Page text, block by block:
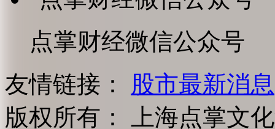
点掌财经微信公众号
友情链接：
股市最新消息
版权所有：
上海点掌文